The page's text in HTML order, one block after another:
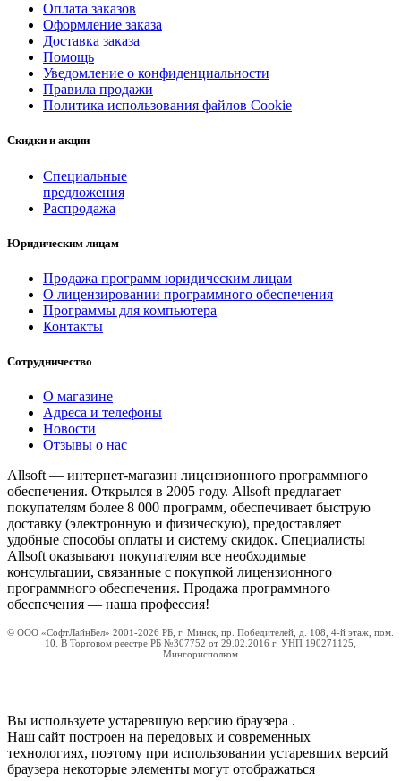
Оплата заказов
Оформление заказа
Доставка заказа
Помощь
Уведомление о конфиденциальности
Правила продажи
Политика использования файлов Cookie
Скидки и акции
Специальные
предложения
Распродажа
Юридическим лицам
Продажа программ юридическим лицам
О лицензировании программного обеспечения
Программы для компьютера
Контакты
Сотрудничество
О магазине
Адреса и телефоны
Новости
Отзывы о нас
Allsoft — интернет-магазин лицензионного программного
обеспечения. Открылся в 2005 году. Allsoft предлагает
покупателям более 8 000 программ, обеспечивает быструю
доставку (электронную и физическую), предоставляет
удобные способы оплаты и систему скидок. Специалисты
Allsoft оказывают покупателям все необходимые
консультации, связанные с покупкой лицензионного
программного обеспечения. Продажа программного
обеспечения — наша профессия!
© ООО «СофтЛайнБел» 2001-2026 РБ, г. Минск, пр. Победителей, д. 108, 4-й этаж, пом.
10. В Торговом реестре РБ №307752 от 29.02.2016 г. УНП 190271125,
Мингорисполком
Вы используете устаревшую версию браузера .
Наш сайт построен на передовых и современных
технологиях, поэтому при использовании устаревших версий
браузера некоторые элементы могут отображаться